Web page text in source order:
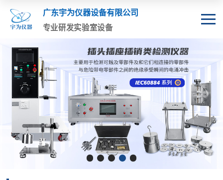
广东宇为仪器设备有限公司
专业研发实验室设备